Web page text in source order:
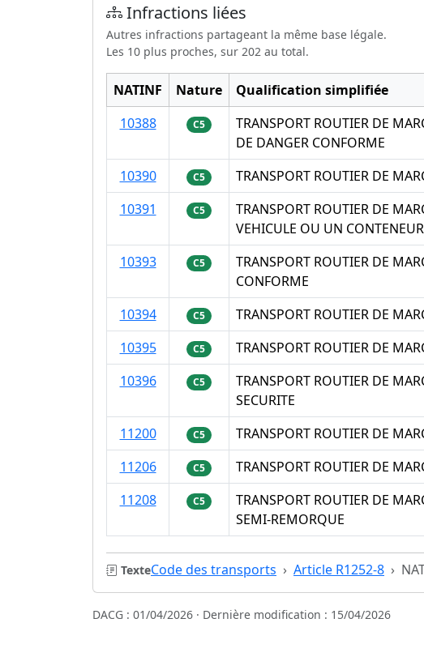
Infractions liées
Autres infractions partageant la même base légale.
Les 10 plus proches, sur 202 au total.
NATINF Nature
Qualification simplifiée
10388
C5
TRANSPORT ROUTIER DE
DE DANGER CONFORME
10390
C5
TRANSPORT ROUTIER DE
10391
C5
TRANSPORT ROUTIER DE
VEHICULE OU UN CONTENEUR
10393
C5
TRANSPORT ROUTIER DE
CONFORME
10394
C5
TRANSPORT ROUTIER DE
10395
C5
TRANSPORT ROUTIER DE
10396
C5
TRANSPORT ROUTIER DE
SECURITE
11200
C5
TRANSPORT ROUTIER DE
11206
C5
TRANSPORT ROUTIER DE
11208
C5
TRANSPORT ROUTIER DE
SEMI-REMORQUE
TexteCode des transports Article R1252-8
DACG : 01/04/2026 · Dernière modification : 15/04/2026